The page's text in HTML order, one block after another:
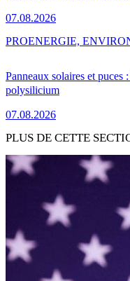
07.08.2026
Panneaux solaires et puces
polysilicium
07.08.2026
PROENERGIE,
PLUS DE CETTE